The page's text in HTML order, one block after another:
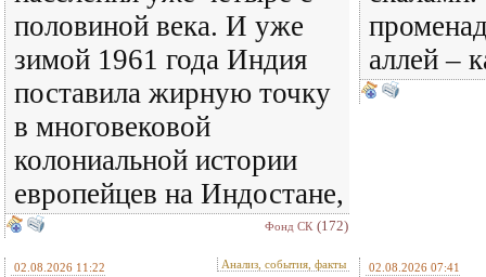
половиной века. И уже
зимой 1961 года Индия
поставила жирную точку
в многовековой
колониальной истории
европейцев на Индостане,
Фонд СК (172)
аллей –
02.08.2026 11:22 Анализ, события, факты 02.08.2026 07:41